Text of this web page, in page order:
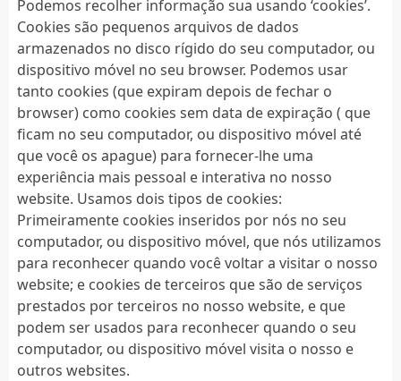
Podemos recolher informação sua usando ‘cookies’.
Cookies são pequenos arquivos de dados
armazenados no disco rígido do seu computador, ou
dispositivo móvel no seu browser. Podemos usar
tanto cookies (que expiram depois de fechar o
browser) como cookies sem data de expiração ( que
ficam no seu computador, ou dispositivo móvel até
que você os apague) para fornecer-lhe uma
experiência mais pessoal e interativa no nosso
website. Usamos dois tipos de cookies:
Primeiramente cookies inseridos por nós no seu
computador, ou dispositivo móvel, que nós utilizamos
para reconhecer quando você voltar a visitar o nosso
website; e cookies de terceiros que são de serviços
prestados por terceiros no nosso website, e que
podem ser usados para reconhecer quando o seu
computador, ou dispositivo móvel visita o nosso e
outros websites.